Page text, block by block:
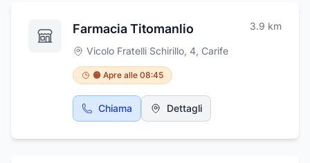
Farmacia Titomanlio 3.9 km
Vicolo Fratelli Schirillo, 4, Carife
🟠 Apre alle 08:45
Chiama Dettagli